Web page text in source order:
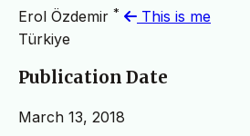
Erol Özdemir *
This is me
Türkiye
Publication Date
March 13, 2018